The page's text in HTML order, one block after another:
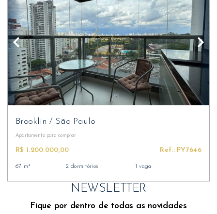
Brooklin/ São Paulo
Apartamento para comprar
R$ 1.200.000,00 Ref.: PY7646
67 m² 2 dormitórios 1 vaga
NEWSLETTER
Fique por dentro de todas as novidades